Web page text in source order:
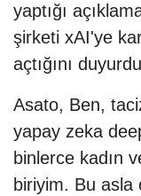
yaptığı
şirketi xAI'ye
açtığını
Asato, Ben,
yapay zeka
binlerce kadın
biriyim. Bu asla